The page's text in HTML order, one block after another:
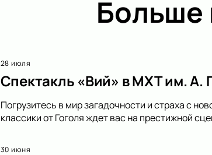
Больше
28 июля
Спектакль «Вий» в МХТ им. А.
Погрузитесь в мир загадочности и страха с
классики от Гоголя ждет вас на престижной
30 июня